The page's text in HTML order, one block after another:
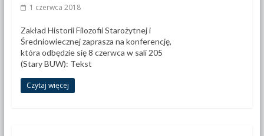
1 czerwca 2018
Zakład Historii Filozofii Starożytnej i
Średniowiecznej zaprasza na konferencję,
która odbędzie się 8 czerwca w sali 205
(Stary BUW): Tekst
Czytaj więcej